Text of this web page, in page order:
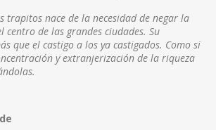
trapitos nace de la necesidad de negar la
centro de las grandes ciudades. Su
que el castigo a los ya castigados. Como si
y extranjerización de la riqueza